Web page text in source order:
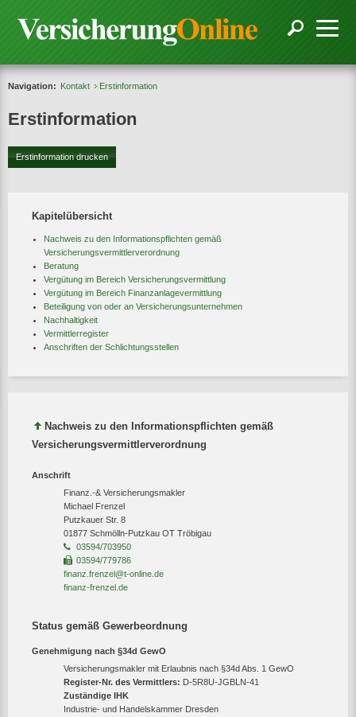
Navigation: Kontakt Erstinformation
Erstinformation
Erstinformation drucken
Kapitelübersicht
Nachweis zu den Informationspflichten gemäß
Versicherungsvermittlerverordnung
Beratung
Vergütung im Bereich Versicherungsvermittlung
Vergütung im Bereich Finanzanlagevermittlung
Beteiligung von oder an Versicherungsunternehmen
Nachhaltigkeit
Vermittlerregister
Anschriften der Schlichtungsstellen
Nachweis zu den Informationspflichten gemäß
Versicherungsvermittlerverordnung
Anschrift
Finanz.-& Versicherungsmakler
Michael Frenzel
Putzkauer Str. 8
01877 Schmölln-Putzkau OT Tröbigau
03594/703950
03594/779786
finanz.frenzel@t-online.de
finanz-frenzel.de
Status gemäß Gewerbeordnung
Genehmigung nach §34d GewO
Versicherungsmakler mit Erlaubnis nach §34d Abs. 1 GewO
Register-Nr. des Vermittlers: D-5R8U-JGBLN-41
Zuständige IHK
Industrie- und Handelskammer Dresden